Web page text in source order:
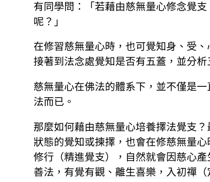
有同學問：「若藉由慈無量心修念覺
呢？」
在修習慈無量心時，也可覺知身、受
接著到法念處覺知是否有五蓋，並分
慈無量心在佛法的體系下，並不僅是
法而已。
那麼如何藉由慈無量心培養擇法覺支
狀態的覺知或揀擇，也會在修慈無量
修行（精進覺支），自然就會因慈心
善法，有覺有觀、離生喜樂，入初禪